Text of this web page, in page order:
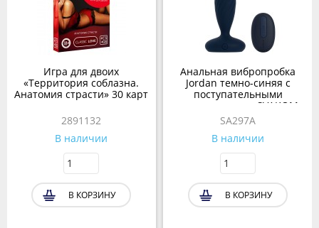
Игра для двоих
«Территория соблазна.
Анатомия страсти» 30 карт
2891132
В наличии
В КОРЗИНУ
Анальная вибропробка
Jordan темно-синяя с
поступательными
движениями от SVAKOM
SA297A
В наличии
В КОРЗИНУ